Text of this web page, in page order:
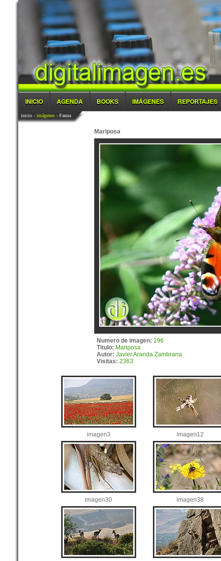
INICIO AGENDA BOOKS IMÁGENES REPORTAJES
inicio- imágenes- Fauna
Mariposa
Numero de imagen: 196
Titulo: Mariposa
Autor: Javier Aranda Zambrana
Visitas: 2363
imagen3 imagen12
imagen30 imagen38